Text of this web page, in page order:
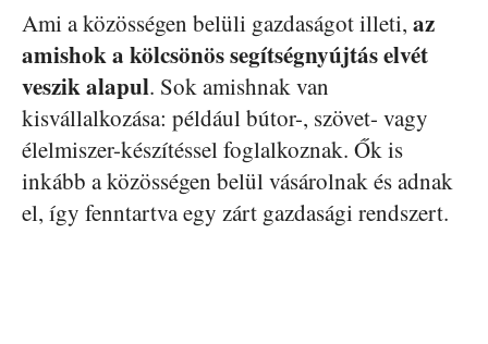
Ami a közösségen belüli gazdaságot illeti, az
amishok a kölcsönös segítségnyújtás elvét
veszik alapul. Sok amishnak van
kisvállalkozása: például bútor-, szövet- vagy
élelmiszer-készítéssel foglalkoznak. Ők is
inkább a közösségen belül vásárolnak és adnak
el, így fenntartva egy zárt gazdasági rendszert.